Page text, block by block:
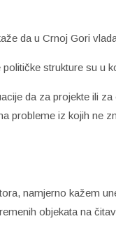
da u Crnoj Gori
strukture su u
da za projekte ili
probleme iz kojih ne
namjerno kažem
objekata na